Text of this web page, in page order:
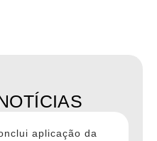
aplicação da